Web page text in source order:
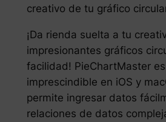
creativo de tu gráfico
¡Da rienda suelta a tu
impresionantes gráficos
facilidad! PieChartMaster
imprescindible en iOS y
permite ingresar datos
relaciones de datos